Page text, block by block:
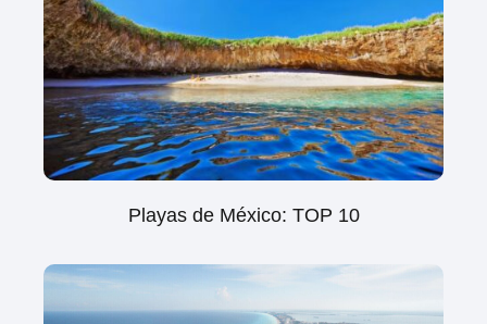
Playas de México: TOP 10